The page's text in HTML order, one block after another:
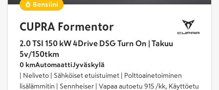
Bensiini
CUPRA Formentor
2.0 TSI 150 kW 4Drive DSG Turn On | Takuu
5v/150tkm
0 kmAutomaatti Jyväskylä
| Neliveto | Sähköiset etuistuimet | Polttoainetoiminen
lisälämmitin | Sennheiser | Vapaa autoetu 915 /kk, Käyttöetu